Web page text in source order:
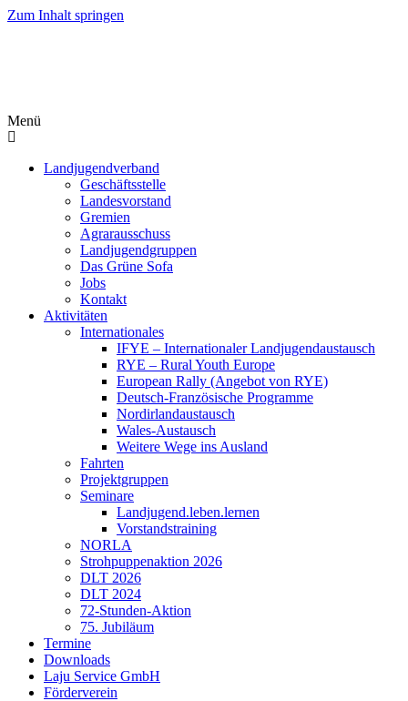
Zum Inhalt springen
Menü
Landjugendverband
Geschäftsstelle
Landesvorstand
Gremien
Agrarausschuss
Landjugendgruppen
Das Grüne Sofa
Jobs
Kontakt
Aktivitäten
Internationales
IFYE – Internationaler Landjugendaustausch
RYE – Rural Youth Europe
European Rally (Angebot von RYE)
Deutsch-Französische Programme
Nordirlandaustausch
Wales-Austausch
Weitere Wege ins Ausland
Fahrten
Projektgruppen
Seminare
Landjugend.leben.lernen
Vorstandstraining
NORLA
Strohpuppenaktion 2026
DLT 2026
DLT 2024
72-Stunden-Aktion
75. Jubiläum
Termine
Downloads
Laju Service GmbH
Förderverein